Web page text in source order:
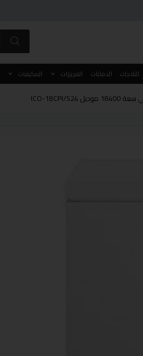
الثلاجات الدفايات الفريزرات المكيفات